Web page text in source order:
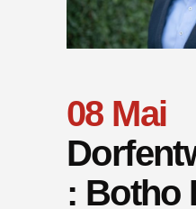
08 Mai
: Botho